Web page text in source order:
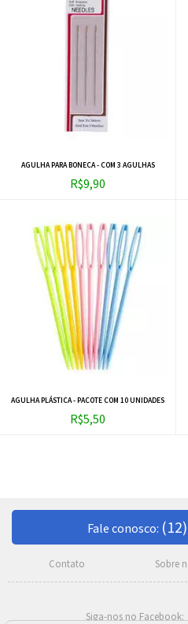
AGULHA PARA BONECA - COM 3 AGULHAS
R$9,90
AGULHA PLÁSTICA - PACOTE COM 10 UNIDADES
R$5,50
Fale conosco:
Contato Sobre